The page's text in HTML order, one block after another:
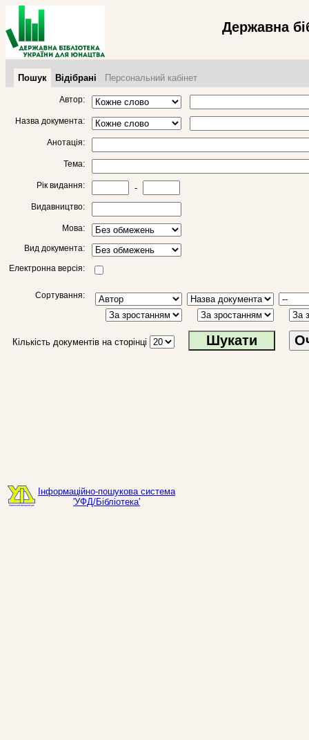
Державна
Пошук Відібрані Персональний кабінет
Автор:
Назва документа:
Анотація:
Тема:
Рік видання: -
Видавництво:
Мова:
Вид документа:
Електронна версія:
Сортування:
Кількість документів на сторінці
Інформаційно-пошукова система
'УФД/Бібліотека'